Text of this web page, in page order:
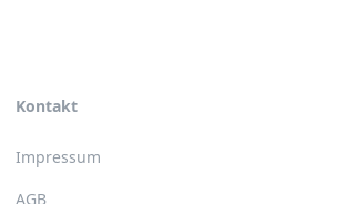
Kontakt
Impressum
AGB